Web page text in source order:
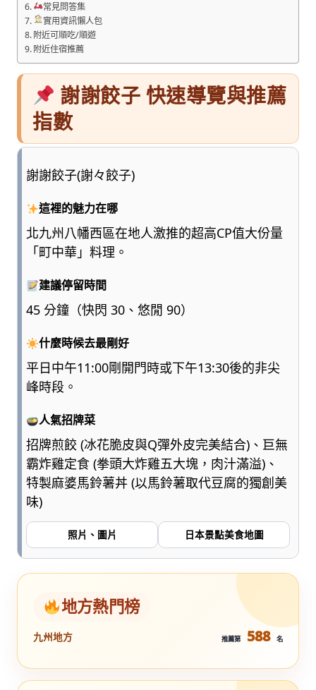
常見問答集
實用資訊懶人包
附近可順吃/順遊
附近住宿推薦
謝謝餃子 快速導覽與推薦
指數
謝謝餃子(謝々餃子)
這裡的魅力在哪
北九州八幡西區在地人激推的超高CP值大份量
「町中華」料理。
建議停留時間
45 分鐘（快閃 30、悠閒 90）
什麼時候去最剛好
平日中午11:00剛開門時或下午13:30後的非尖
峰時段。
人氣招牌菜
招牌煎餃 (冰花脆皮與Q彈外皮完美結合)、巨無
霸炸雞定食 (拳頭大炸雞五大塊，肉汁滿溢)、
特製麻婆馬鈴薯丼 (以馬鈴薯取代豆腐的獨創美
味)
照片、圖片 日本景點美食地圖
地方熱門榜
九州地方 推薦第 588 名